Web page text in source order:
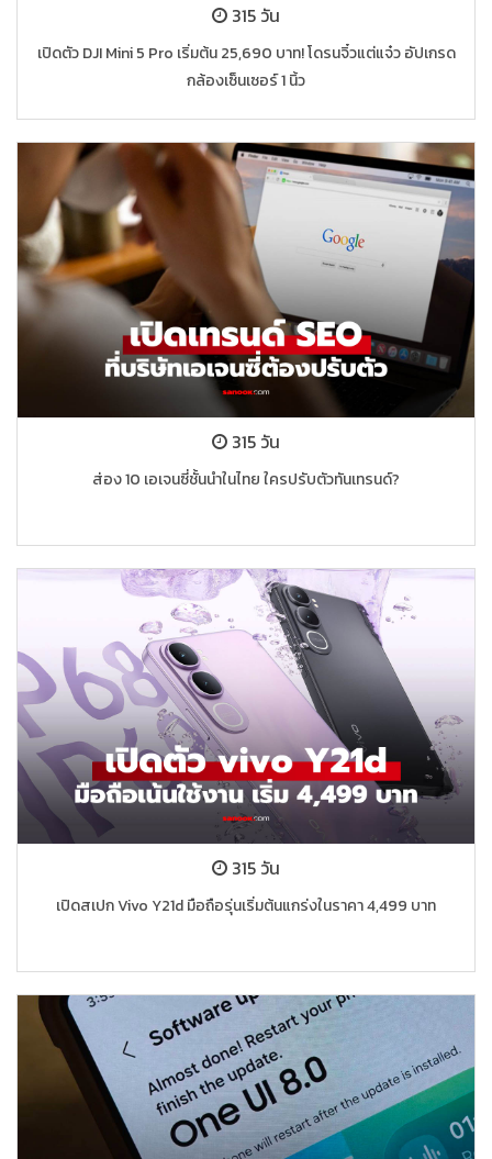
315 วัน
เปิดตัว DJI Mini 5 Pro เริ่มต้น 25,690 บาท! โดรนจิ๋วแต่แจ๋ว อัปเกรด
กล้องเซ็นเซอร์ 1 นิ้ว
315 วัน
ส่อง 10 เอเจนซี่ชั้นนำในไทย ใครปรับตัวทันเทรนด์?
315 วัน
เปิดสเปก Vivo Y21d มือถือรุ่นเริ่มต้นแกร่งในราคา 4,499 บาท